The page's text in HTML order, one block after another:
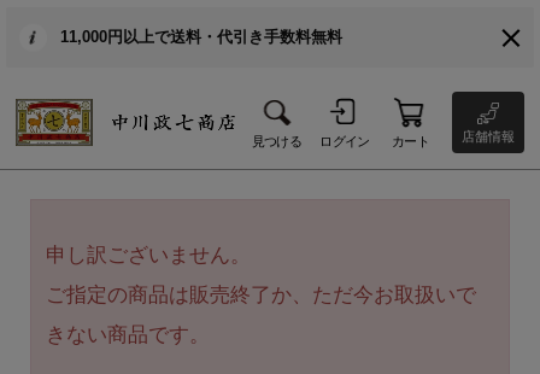
11,000円以上で送料・代引き手数料無料
見つける ログイン カート 店舗情報
申し訳ございません。
ご指定の商品は販売終了か、ただ今お取扱いで
きない商品です。